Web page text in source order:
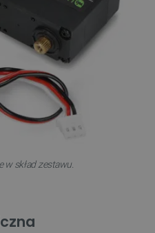
w skład zestawu.
korzystanie z
internetowej, takich
i zarządzanie kontem.
nie można
internetowej.